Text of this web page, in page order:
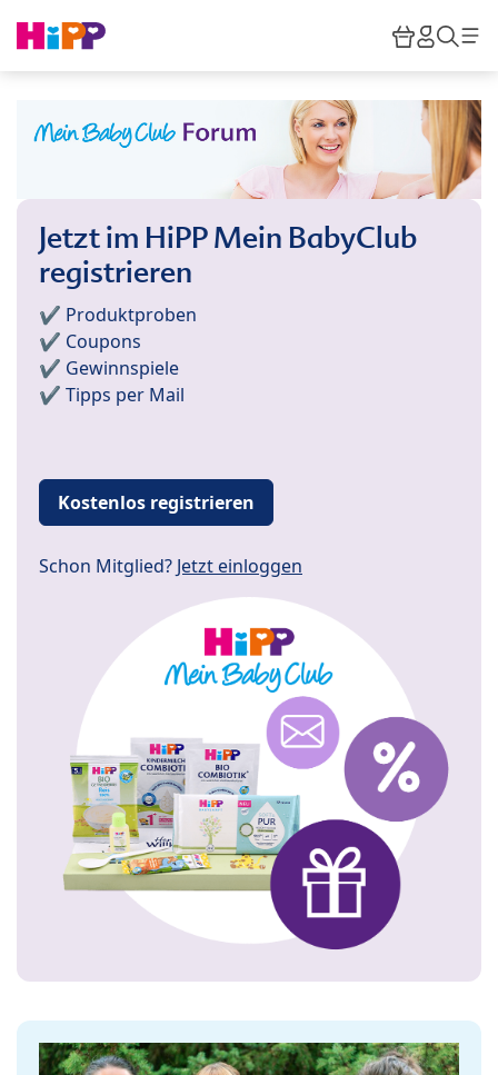
HiPP
Jetzt im HiPP Mein BabyClub
registrieren
✔️ Produktproben
✔️ Coupons
✔️ Gewinnspiele
✔️ Tipps per Mail
Kostenlos registrieren
Schon Mitglied? Jetzt einloggen